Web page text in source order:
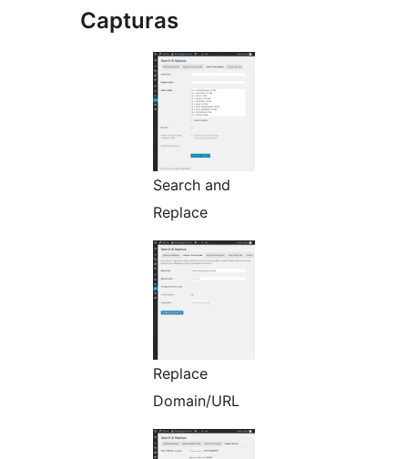
Capturas
Search and
Replace
Replace
Domain/URL